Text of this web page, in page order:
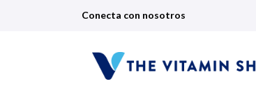
Conecta con nosotros